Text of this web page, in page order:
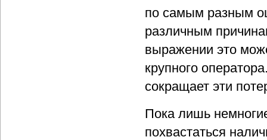
по самым разным
различным
выражении это
крупного
сокращает эти
Пока лишь
похвастаться